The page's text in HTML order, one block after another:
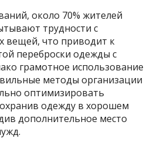
около 70% жителей
трудности с
вещей, что приводит к
переброски одежды с
грамотное использование
методы организации
оптимизировать
одежду в хорошем
дополнительное место